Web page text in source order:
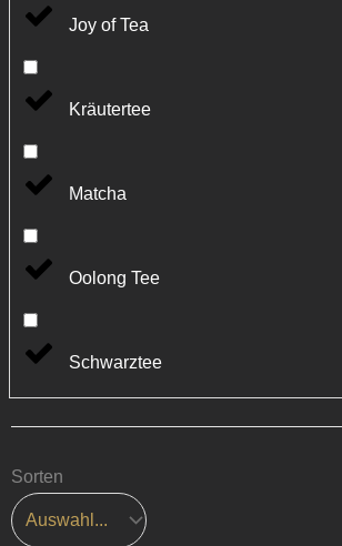
Joy of Tea
Kräutertee
Matcha
Oolong Tee
Schwarztee
Sorten